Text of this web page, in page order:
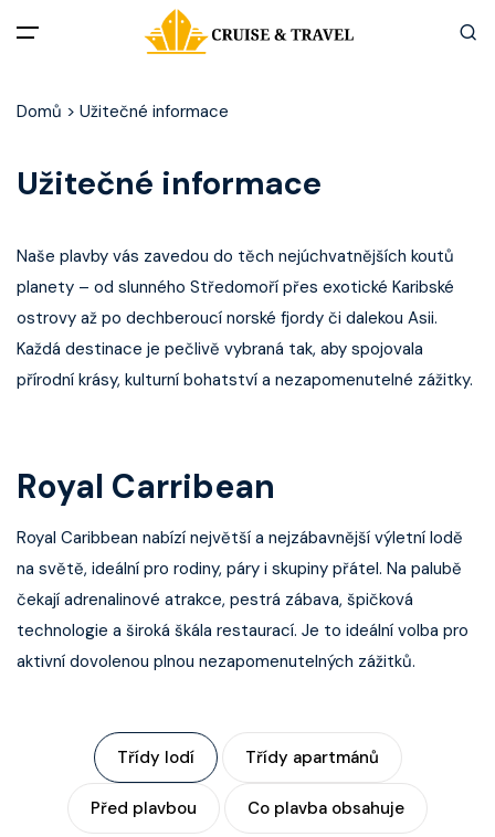
Destinace
Zážitky z plaveb
Užitečné informace
Často kladené otázky
Kontakt
Vyhledat plavbu
Domů > Užitečné informace
Užitečné informace
Naše plavby vás zavedou do těch nejúchvatnějších koutů
planety – od slunného Středomoří přes exotické Karibské
ostrovy až po dechberoucí norské fjordy či dalekou Asii.
Každá destinace je pečlivě vybraná tak, aby spojovala
přírodní krásy, kulturní bohatství a nezapomenutelné zážitky.
Royal Carribean
Royal Caribbean nabízí největší a nejzábavnější výletní lodě
na světě, ideální pro rodiny, páry i skupiny přátel. Na palubě
čekají adrenalinové atrakce, pestrá zábava, špičková
technologie a široká škála restaurací. Je to ideální volba pro
aktivní dovolenou plnou nezapomenutelných zážitků.
Třídy lodí Třídy apartmánů
Před plavbou Co plavba obsahuje